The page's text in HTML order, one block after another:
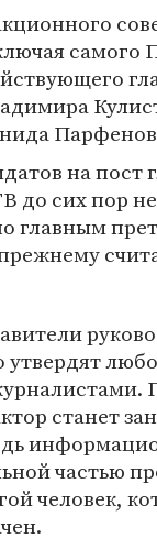
самого
на пост
до сих пор
главным
утвердят
станет
частью
человек,